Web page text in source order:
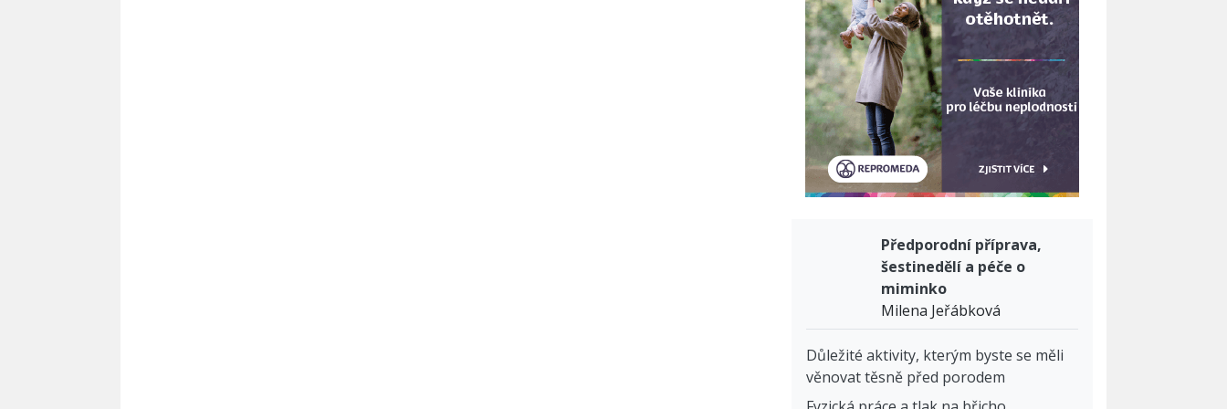
Předporodní příprava,
šestinedělí a péče o
miminko
Milena Jeřábková
Důležité aktivity, kterým byste se měli
věnovat těsně před porodem